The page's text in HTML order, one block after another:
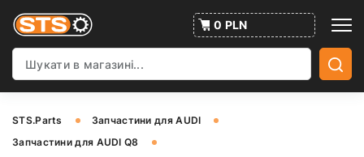
0 PLN
STS.Parts
Запчастини для AUDI
Запчастини для AUDI Q8